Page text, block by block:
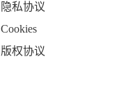
隐私协议
Cookies
版权协议